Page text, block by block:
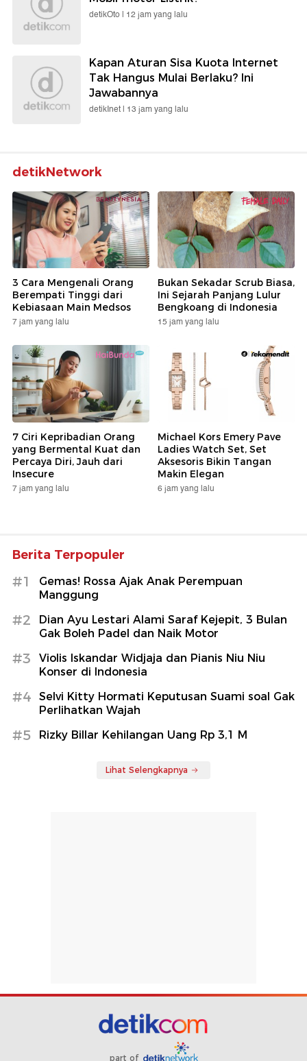
detikOto | 12 jam yang lalu
Kapan Aturan Sisa Kuota Internet
Tak Hangus Mulai Berlaku? Ini
Jawabannya
detikInet | 13 jam yang lalu
detikNetwork
3 Cara Mengenali Orang
Berempati Tinggi dari
Kebiasaan Main Medsos
7 jam yang lalu
Bukan Sekadar Scrub Biasa,
Ini Sejarah Panjang Lulur
Bengkoang di Indonesia
15 jam yang lalu
7 Ciri Kepribadian Orang
yang Bermental Kuat dan
Percaya Diri, Jauh dari
Insecure
7 jam yang lalu
Michael Kors Emery Pave
Ladies Watch Set, Set
Aksesoris Bikin Tangan
Makin Elegan
6 jam yang lalu
Berita Terpopuler
#1
Gemas! Rossa Ajak Anak Perempuan
Manggung
#2
Dian Ayu Lestari Alami Saraf Kejepit, 3 Bulan
Gak Boleh Padel dan Naik Motor
#3
Violis Iskandar Widjaja dan Pianis Niu Niu
Konser di Indonesia
#4
Selvi Kitty Hormati Keputusan Suami soal Gak
Perlihatkan Wajah
#5 Rizky Billar Kehilangan Uang Rp 3,1 M
Lihat Selengkapnya
part of